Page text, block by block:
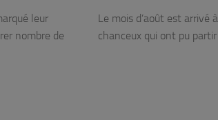
leur
nombre de
Le mois d’août est arrivé
chanceux qui ont pu